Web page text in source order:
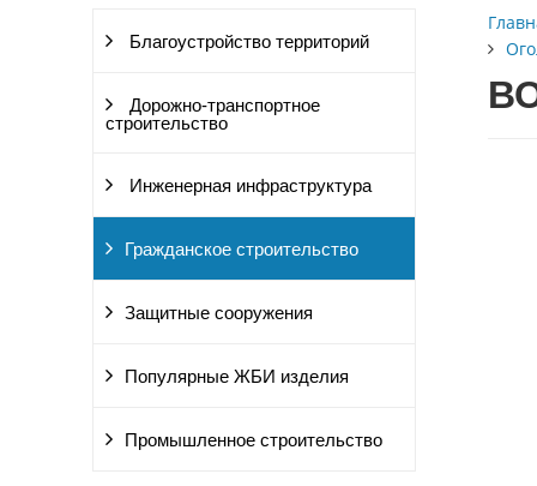
Благоустройство территорий
Дорожно-транспортное
строительство
Инженерная инфраструктура
Гражданское строительство
Защитные сооружения
Популярные ЖБИ изделия
Промышленное строительство